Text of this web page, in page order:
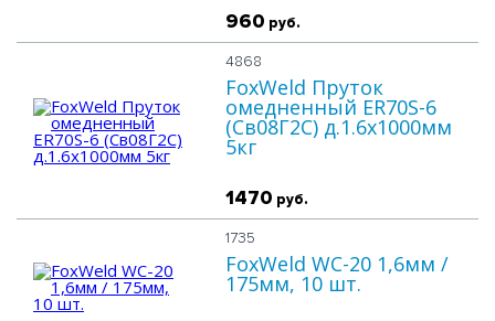
960 руб.
FoxWeld Пруток
омедненный ER70S-6
(Св08Г2С) д.1.6х1000мм
5кг
4868
1470 руб.
FoxWeld WС-20 1,6мм /
175мм, 10 шт.
1735